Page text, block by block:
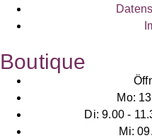
Boutique
Mo:
Di: 9.00 -
Mi: